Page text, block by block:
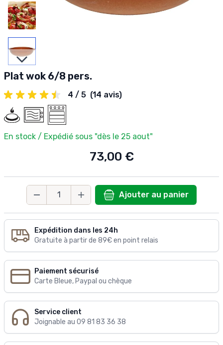
Slides suivantes
Plat wok 6/8 pers.
4 / 5 (14 avis)
En stock / Expédié sous "dès le 25 aout"
73,00 €
Quantité
Ajouter au panier
Expédition dans les 24h
Gratuite à partir de 89€ en point relais
Paiement sécurisé
Carte Bleue, Paypal ou chèque
Service client
Joignable au 09 81 83 36 38